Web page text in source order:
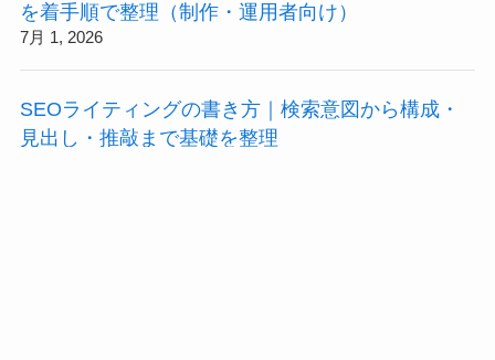
を着手順で整理（制作・運用者向け）
7月 1, 2026
SEOライティングの書き方｜検索意図から構成・
見出し・推敲まで基礎を整理